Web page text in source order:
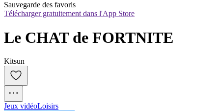
Sauvegarde des favoris
Télécharger gratuitement dans l'App Store
Le CHAT de FORTNITE
Kitsun
Jeux vidéoLoisirs